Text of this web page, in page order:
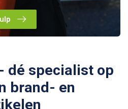
dé specialist op
brand- en